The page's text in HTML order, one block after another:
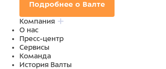
Подробнее о Валте
Компания
О нас
Пресс-центр
Сервисы
Команда
История Валты